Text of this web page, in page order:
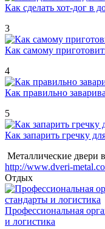
Как сделать хот-дог в
3
Как самому
4
Как правильно
5
Как запарить гречку
Металлические двери
http://www.dveri-
Отдых
Профессиональная
и логистика